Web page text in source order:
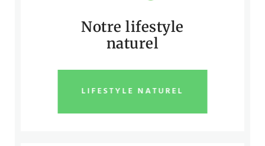
Notre lifestyle
naturel
LIFESTYLE NATUREL